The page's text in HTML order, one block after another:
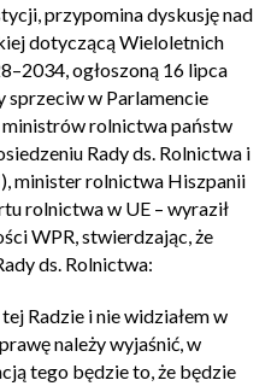
przypomina dyskusję nad
dotyczącą Wieloletnich
ogłoszoną 16 lipca
sprzeciw w Parlamencie
ministrów rolnictwa państw
Rady ds. Rolnictwa i
minister rolnictwa Hiszpanii
rolnictwa w UE – wyraził
WPR, stwierdzając, że
ds. Rolnictwa:
Radzie i nie widziałem w
należy wyjaśnić, w
tego będzie to, że będzie